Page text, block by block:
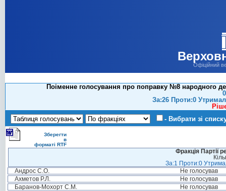
Офіційний
Поіменне голосування про поправку №8 народного
За:26 Проти:0
- Вибрати зі
Зберегти
в
форматі RTF
Фракція Партії
За:1 Проти:0
Андрос С.О.
Не голосував
Ахметов Р.Л.
Не голосував
Баранов-Мохорт С.М.
Не голосував